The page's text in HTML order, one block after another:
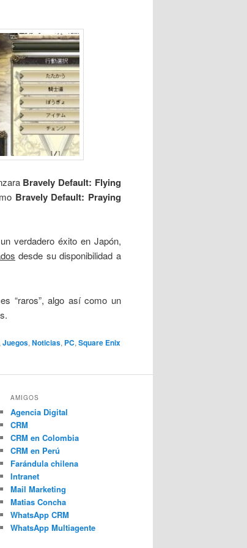
Bravely Default: Flying
Bravely Default: Praying
verdadero éxito en Japón,
desde su disponibilidad a
“raros”, algo así como un
,Juegos,Noticias, PC,Square Enix
AMIGOS
Agencia Digital
CRM
CRM en Colombia
CRM en Perú
Farándula chilena
Intranet
Mail Marketing
Matias Concha
WhatsApp CRM
WhatsApp Multiagente